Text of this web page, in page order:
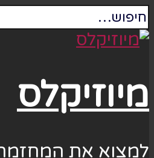
מיוזיקלס
למצוא את